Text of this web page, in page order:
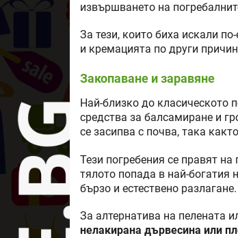
извършването на
За тези, които биха искали
и кремацията по други
Закопаване и заравяне
Най-близко до класическото
средства за балсамиране и
се засипва с почва, така
Тези погребения се правят
тялото попада в най-богатия
бързо и естествено разлагане.
За алтернатива на пелената
нелакирана дървесина или